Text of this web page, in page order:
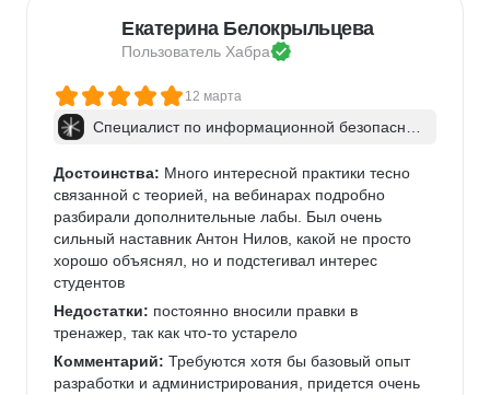
Екатерина Белокрыльцева
Пользователь Хабра
12 марта
Специалист по информационной безопаснос
Достоинства: Много интересной практики тесно
связанной с теорией, на вебинарах подробно
разбирали дополнительные лабы. Был очень
сильный наставник Антон Нилов, какой не просто
хорошо объяснял, но и подстегивал интерес
студентов
Недостатки: постоянно вносили правки в
тренажер, так как что-то устарело
Комментарий: Требуются хотя бы базовый опыт
разработки и администрирования, придется очень